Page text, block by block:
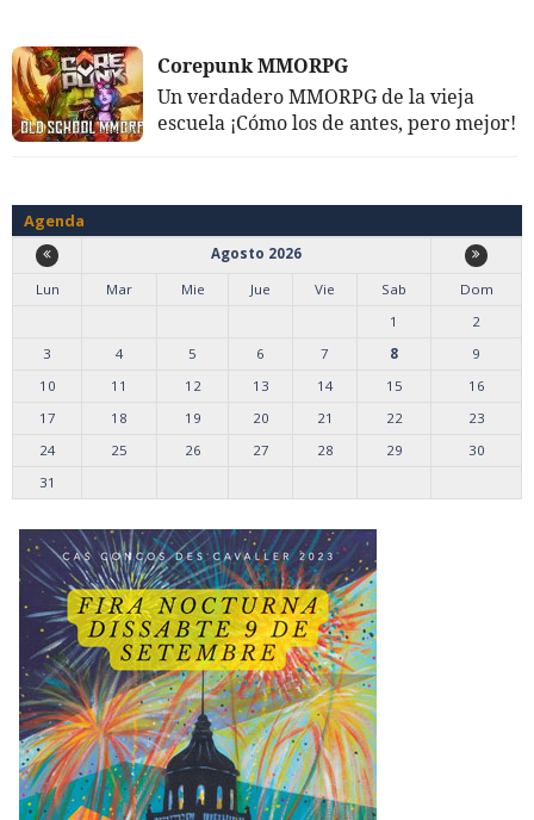
Corepunk MMORPG
Un verdadero MMORPG de la vieja
escuela ¡Cómo los de antes, pero mejor!
Agenda
Agosto 2026
Lun
Mar Mie Jue Vie Sab
Dom
1
2
3
4 5 6 7 8
9
10
11 12 13 14 15
16
17
18 19 20 21 22
23
24
25 26 27 28 29
30
31